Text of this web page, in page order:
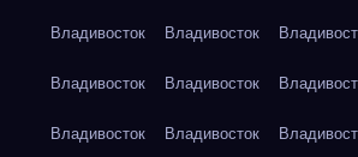
Владивосток Владивосток
Владивосток Владивосток
Владивосток Владивосток